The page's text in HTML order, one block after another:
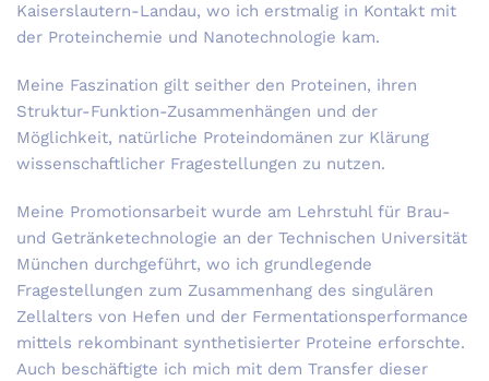
Kaiserslautern-Landau, wo ich erstmalig in Kontakt mit
der Proteinchemie und Nanotechnologie kam.
Meine Faszination gilt seither den Proteinen, ihren
Struktur-Funktion-Zusammenhängen und der
Möglichkeit, natürliche Proteindomänen zur Klärung
wissenschaftlicher Fragestellungen zu nutzen.
Meine Promotionsarbeit wurde am Lehrstuhl für Brau-
und Getränketechnologie an der Technischen Universität
München durchgeführt, wo ich grundlegende
Fragestellungen zum Zusammenhang des singulären
Zellalters von Hefen und der Fermentationsperformance
mittels rekombinant synthetisierter Proteine erforschte.
Auch beschäftigte ich mich mit dem Transfer dieser